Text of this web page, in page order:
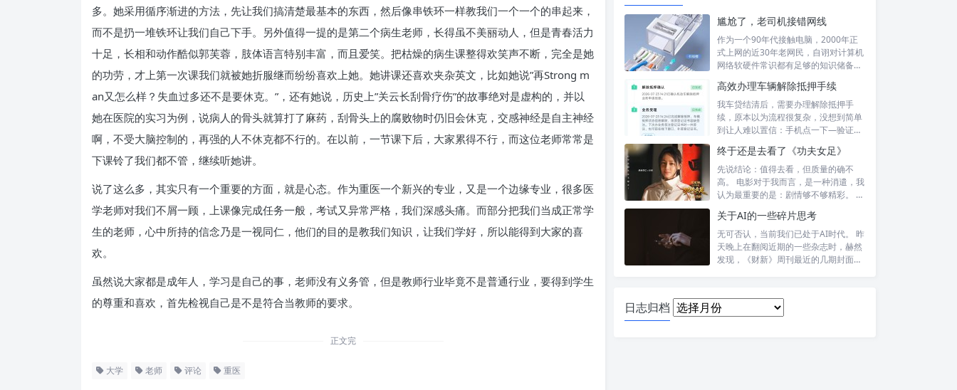
多。她采用循序渐进的方法，先让我们搞清楚最基本的东西，然后像串铁环一样教我们一个一个的串起来，
而不是扔一堆铁环让我们自己下手。另外值得一提的是第二个病生老师，长得虽不美丽动人，但是青春活力
十足，长相和动作酷似郭芙蓉，肢体语言特别丰富，而且爱笑。把枯燥的病生课整得欢笑声不断，完全是她
的功劳，才上第一次课我们就被她折服继而纷纷喜欢上她。她讲课还喜欢夹杂英文，比如她说”再Strong m
an又怎么样？失血过多还不是要休克。”，还有她说，历史上”关云长刮骨疗伤”的故事绝对是虚构的，并以
她在医院的实习为例，说病人的骨头就算打了麻药，刮骨头上的腐败物时仍旧会休克，交感神经是自主神经
啊，不受大脑控制的，再强的人不休克都不行的。在以前，一节课下后，大家累得不行，而这位老师常常是
下课铃了我们都不管，继续听她讲。
说了这么多，其实只有一个重要的方面，就是心态。作为重医一个新兴的专业，又是一个边缘专业，很多医
学老师对我们不屑一顾，上课像完成任务一般，考试又异常严格，我们深感头痛。而部分把我们当成正常学
生的老师，心中所持的信念乃是一视同仁，他们的目的是教我们知识，让我们学好，所以能得到大家的喜
欢。
虽然说大家都是成年人，学习是自己的事，老师没有义务管，但是教师行业毕竟不是普通行业，要得到学生
的尊重和喜欢，首先检视自己是不是符合当教师的要求。
正文完
大学 老师 评论 重医
尴尬了，老司机接错网线
作为一个90年代接触电脑，2000年正
式上网的近30年老网民，自诩对计算机
网络软硬件常识都有足够的知识储备，
高效办理车辆解除抵押手续
我车贷结清后，需要办理解除抵押手
续，原本以为流程很复杂，没想到简单
到让人难以置信：手机点一下—验证头
终于还是去看了《功夫女足》
先说结论：值得去看，但质量的确不
高。 电影对于我而言，是一种消遣，我
认为最重要的是：剧情够不够精彩。 比
关于AI的一些碎片思考
无可否认，当前我们已处于AI时代。 昨
天晚上在翻阅近期的一些杂志时，赫然
发现，《财新》周刊最近的几期封面报
日志归档 日